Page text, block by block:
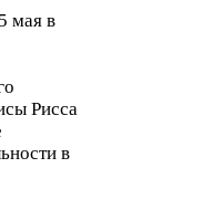
мая в
Рисса
в